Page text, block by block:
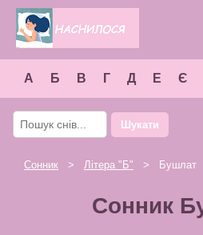
А Б В Г Д Е Є
Шукати
Сонник > Літера " Б" > Бушлат
Сонник